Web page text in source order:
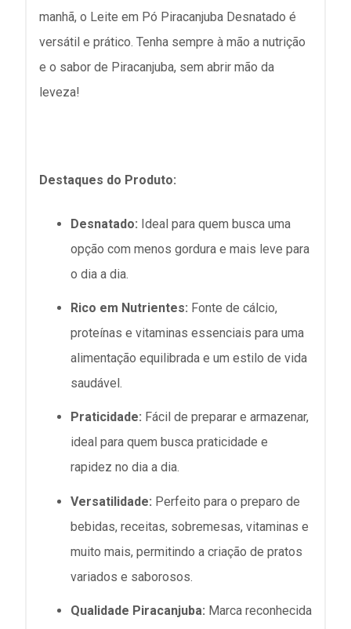
manhã, o Leite em Pó Piracanjuba Desnatado é
versátil e prático. Tenha sempre à mão a nutrição
e o sabor de Piracanjuba, sem abrir mão da
leveza!
Destaques do Produto:
Desnatado: Ideal para quem busca uma
opção com menos gordura e mais leve para
o dia a dia.
Rico em Nutrientes: Fonte de cálcio,
proteínas e vitaminas essenciais para uma
alimentação equilibrada e um estilo de vida
saudável.
Praticidade: Fácil de preparar e armazenar,
ideal para quem busca praticidade e
rapidez no dia a dia.
Versatilidade: Perfeito para o preparo de
bebidas, receitas, sobremesas, vitaminas e
muito mais, permitindo a criação de pratos
variados e saborosos.
Qualidade Piracanjuba: Marca reconhecida